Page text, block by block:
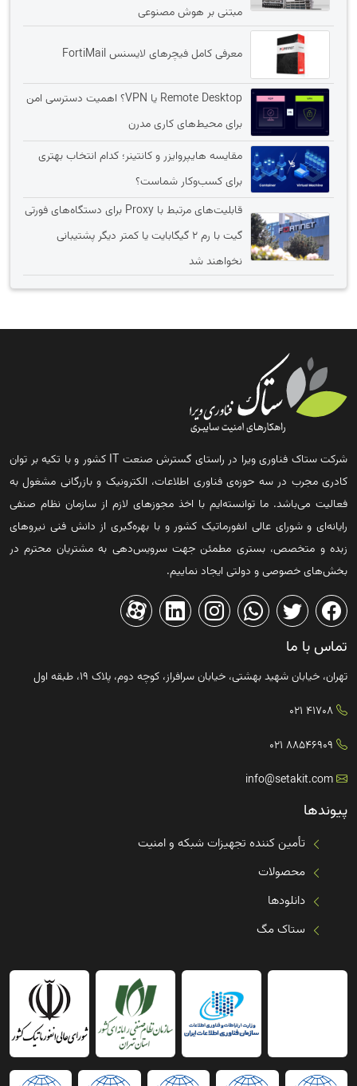
مبتنی بر هوش مصنوعی
معرفی کامل فیچرهای لایسنس FortiMail
Remote Desktop یا VPN؟ اهمیت دسترسی امن
برای محیط‌های کاری مدرن
مقایسه هایپروایزر و کانتینر؛ کدام انتخاب بهتری
برای کسب‌وکار شماست؟
قابلیت‌های مرتبط با Proxy برای دستگاه‌های فورتی
گیت با رم 2 گیگابایت یا کمتر دیگر پشتیبانی
نخواهند شد
شرکت ستاک فناوری ویرا در راستای گسترش صنعت IT کشور و با تکیه بر توان
کادری مجرب در سه حوزه‌ی فناوری اطلاعات، الکترونیک و بازرگانی مشغول به
فعالیت می‌باشد. ما توانسته‌ایم با اخذ مجوزهای لازم از سازمان نظام صنفی
رایانه‌ای و شورای عالی انفورماتیک کشور و با بهره‌گیری از دانش فنی نیروهای
زبده و متخصص، بستری مطمئن جهت سرویس‌دهی به مشتریان محترم در
بخش‌های خصوصی و دولتی ایجاد نماییم.
تماس با ما
تهران، خیابان شهید بهشتی، خیابان سرافراز، کوچه دوم، پلاک ۱۹، طبقه اول
41708 021
88546909 021
info@setakit.com
پیوندها
تأمین کننده تجهیزات شبکه و امنیت
محصولات
دانلودها
ستاک مگ